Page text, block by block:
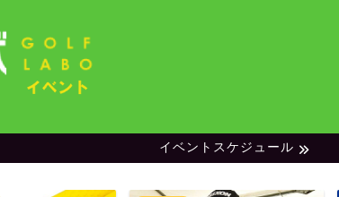
イベントスケジュール